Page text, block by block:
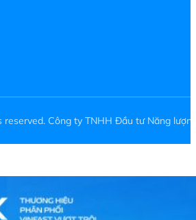
Công ty TNHH Đầu tư Năng